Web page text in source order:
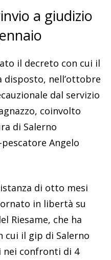
a giudizio
il decreto con cui il
disposto, nell’ottobre
dal servizio
coinvolto
di Salerno
Angelo
di otto mesi
in libertà su
Riesame, che ha
cui il gip di Salerno
nei confronti di 4